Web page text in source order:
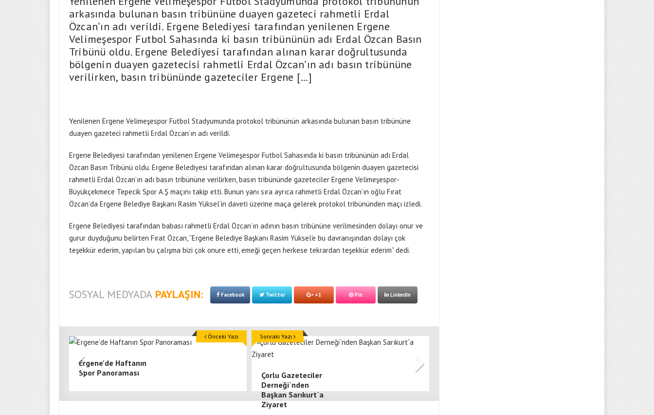
arkasında bulunan basın tribününe duayen gazeteci rahmetli Erdal
Özcan’ın adı verildi. Ergene Belediyesi tarafından yenilenen Ergene
Velimeşespor Futbol Sahasında ki basın tribününün adı Erdal Özcan Basın
Tribünü oldu. Ergene Belediyesi tarafından alınan karar doğrultusunda
bölgenin duayen gazetecisi rahmetli Erdal Özcan’ın adı basın tribününe
verilirken, basın tribününde gazeteciler Ergene […]
Yenilenen Ergene Velimeşespor Futbol Stadyumunda protokol tribününün arkasında bulunan basın tribününe
duayen gazeteci rahmetli Erdal Özcan’ın adı verildi.
Ergene Belediyesi tarafından yenilenen Ergene Velimeşespor Futbol Sahasında ki basın tribününün adı Erdal
Özcan Basın Tribünü oldu. Ergene Belediyesi tarafından alınan karar doğrultusunda bölgenin duayen gazetecisi
rahmetli Erdal Özcan’ın adı basın tribününe verilirken, basın tribününde gazeteciler Ergene Velimeşespor-
Büyükçekmece Tepecik Spor A.Ş maçını takip etti. Bunun yanı sıra ayrıca rahmetli Erdal Özcan’ın oğlu Fırat
Özcan’da Ergene Belediye Başkanı Rasim Yüksel’in daveti üzerine maça gelerek protokol tribününden maçı izledi.
Ergene Belediyesi tarafından babası rahmetli Erdal Özcan’ın adının basın tribününe verilmesinden dolayı onur ve
gurur duyduğunu belirten Fırat Özcan, “Ergene Belediye Başkanı Rasim Yüksel’e bu davranışından dolayı çok
teşekkür ederim, yapılan bu çalışma bizi çok onure etti, emeği geçen herkese tekrardan teşekkür ederim” dedi.
SOSYAL MEDYADA PAYLAŞIN: Facebook Twitter +1 Pin LinkedIn
Ergene’de Haftanın
Spor Panoraması
Önceki Yazı
Çorlu Gazeteciler
Derneği`nden
Başkan Sarıkurt`a
Ziyaret
Sonraki Yazı